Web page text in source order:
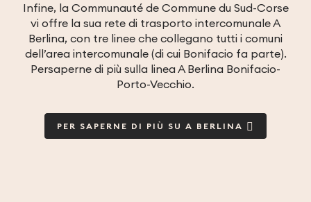
Infine, la Communauté de Commune du Sud-Corse
vi offre la sua rete di trasporto intercomunaleA
Berlina, con tre linee che collegano tutti i comuni
dell’area intercomunale (di cui Bonifacio fa parte).
Persaperne di più sulla linea A Berlina Bonifacio-
Porto-Vecchio.
PER SAPERNE DI PIÙ SU A BERLINA